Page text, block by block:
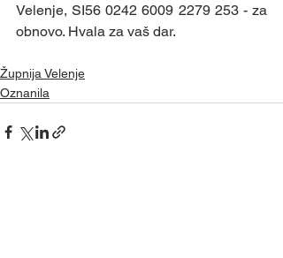
Velenje, SI56 0242 6009 2279 253 - za
obnovo. Hvala za vaš dar.
Župnija Velenje
Oznanila